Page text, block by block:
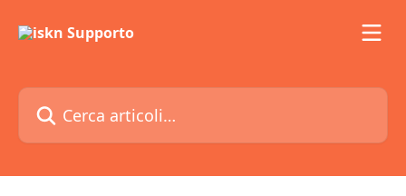
Cerca articoli…